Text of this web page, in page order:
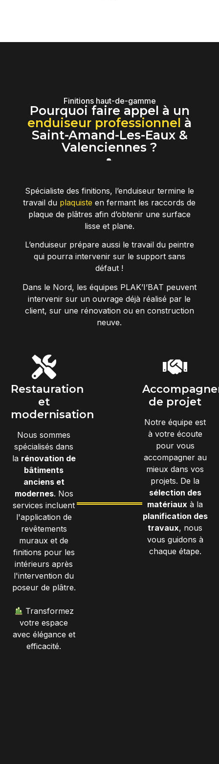
Finitions haut-de-gamme
Pourquoi faire appel à un
enduiseur professionnel à
Saint-Amand-Les-Eaux &
Valenciennes ?
Spécialiste des finitions, l’enduiseur termine le
travail du plaquiste en fermant les raccords de
plaque de plâtres afin d’obtenir une surface
lisse et plane.
L’enduiseur prépare aussi le travail du peintre
qui pourra intervenir sur le support sans
défaut !
Dans le Nord, les équipes PLAK’I’BAT peuvent
intervenir sur un ouvrage déjà réalisé par le
client, sur une rénovation ou en construction
neuve.
Restauration
et
modernisation
Nous sommes
spécialisés dans
la rénovation de
bâtiments
anciens et
modernes. Nos
services incluent
l'application de
revêtements
muraux et de
finitions pour les
intérieurs après
l'intervention du
poseur de plâtre.
Transformez
votre espace
avec élégance et
efficacité.
de projet
Notre équipe est
à votre écoute
pour vous
accompagner au
mieux dans vos
projets. De la
sélection des
matériaux à la
planification des
travaux, nous
vous guidons à
chaque étape.